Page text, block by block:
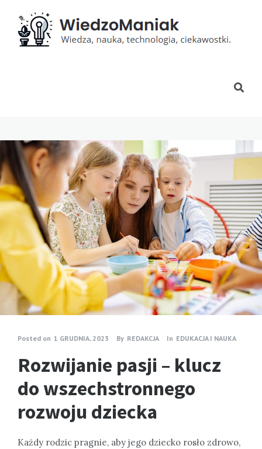
Posted on 1 GRUDNIA, 2023 By REDAKCJA In EDUKACJA I NAUKA
Rozwijanie pasji – klucz
do wszechstronnego
rozwoju dziecka
Każdy rodzic pragnie, aby jego dziecko rosło zdrowo,